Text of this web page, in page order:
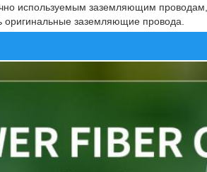
используемым заземляющим проводам,
оригинальные заземляющие провода.